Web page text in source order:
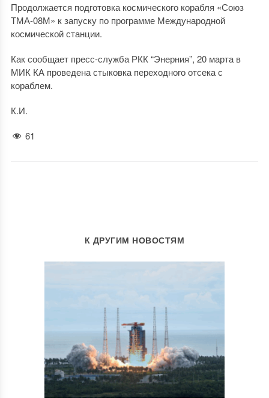
Продолжается подготовка космического корабля «Союз
ТМА-08М» к запуску по программе Международной
космической станции.
Как сообщает пресс-служба РКК “Энерния”, 20 марта в
МИК КА проведена стыковка переходного отсека с
кораблем.
К.И.
61
К ДРУГИМ НОВОСТЯМ